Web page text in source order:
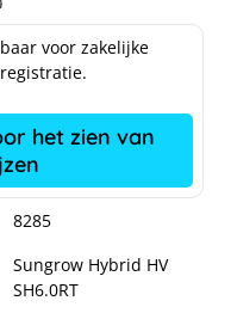
8285
Sungrow Hybrid HV
SH6.0RT
voor zakelijke
het zien van